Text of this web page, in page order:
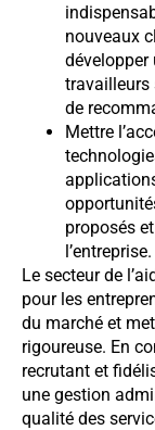
nouveaux
développer
travailleurs
de
Mettre
proposés
l’entreprise.
Le secteur de
pour les
du marché et
rigoureuse. En
recrutant et
une gestion
qualité des